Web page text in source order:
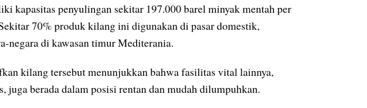
kapasitas penyulingan sekitar 197.000 barel minyak mentah per
70% produk kilang ini digunakan di pasar domestik,
negara di kawasan timur Mediterania.
kilang tersebut menunjukkan bahwa fasilitas vital lainnya,
juga berada dalam posisi rentan dan mudah dilumpuhkan.